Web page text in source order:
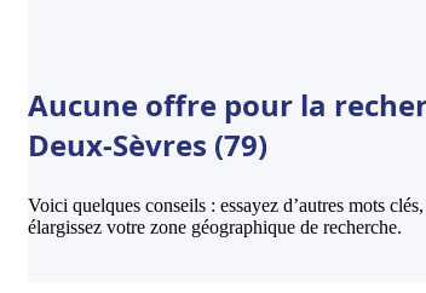
Aucune offre pour la
Deux-Sèvres (79)
Voici quelques conseils : essayez d’autres mots
élargissez votre zone géographique de recherche.